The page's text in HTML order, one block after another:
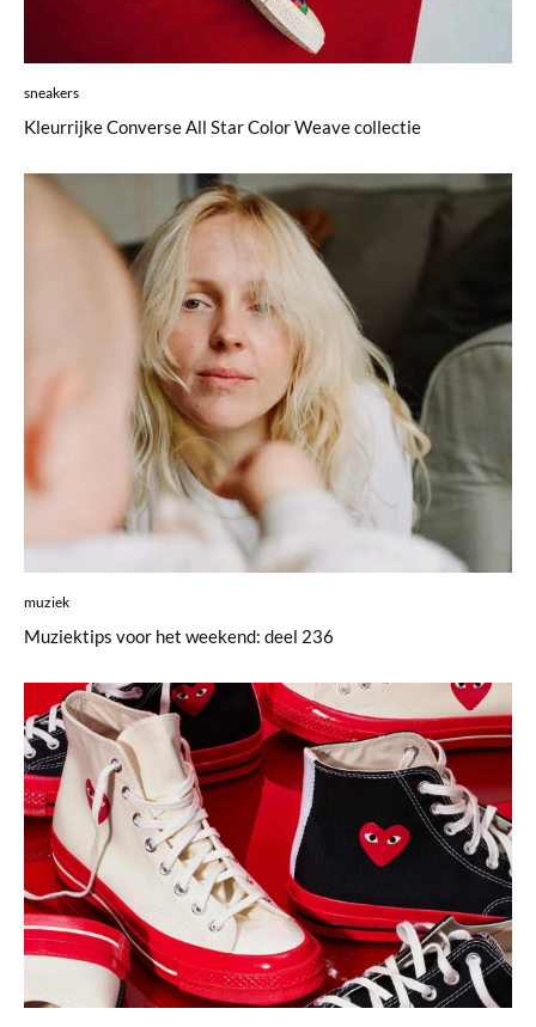
sneakers
Kleurrijke Converse All Star Color Weave collectie
muziek
Muziektips voor het weekend: deel 236